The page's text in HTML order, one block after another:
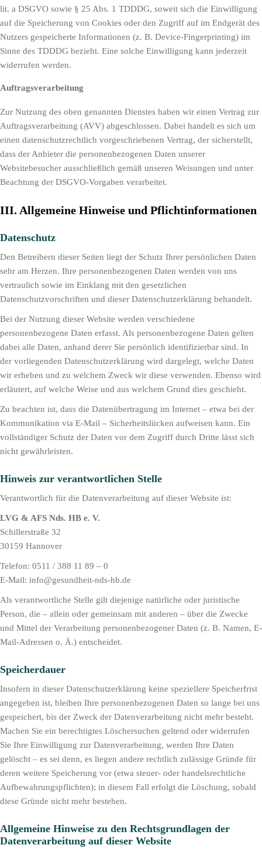
lit. a DSGVO sowie § 25 Abs. 1 TDDDG, soweit sich die Einwilligung
auf die Speicherung von Cookies oder den Zugriff auf im Endgerät des
Nutzers gespeicherte Informationen (z. B. Device-Fingerprinting) im
Sinne des TDDDG bezieht. Eine solche Einwilligung kann jederzeit
widerrufen werden.
Auftragsverarbeitung
Zur Nutzung des oben genannten Dienstes haben wir einen Vertrag zur
Auftragsverarbeitung (AVV) abgeschlossen. Dabei handelt es sich um
einen datenschutzrechtlich vorgeschriebenen Vertrag, der sicherstellt,
dass der Anbieter die personenbezogenen Daten unserer
Websitebesucher ausschließlich gemäß unseren Weisungen und unter
Beachtung der DSGVO-Vorgaben verarbeitet.
III. Allgemeine Hinweise und Pflicht­informationen
Datenschutz
Den Betreibern dieser Seiten liegt der Schutz Ihrer persönlichen Daten
sehr am Herzen. Ihre personenbezogenen Daten werden von uns
vertraulich sowie im Einklang mit den gesetzlichen
Datenschutzvorschriften und dieser Datenschutzerklärung behandelt.
Bei der Nutzung dieser Website werden verschiedene
personenbezogene Daten erfasst. Als personenbezogene Daten gelten
dabei alle Daten, anhand derer Sie persönlich identifizierbar sind. In
der vorliegenden Datenschutzerklärung wird dargelegt, welche Daten
wir erheben und zu welchem Zweck wir diese verwenden. Ebenso wird
erläutert, auf welche Weise und aus welchem Grund dies geschieht.
Zu beachten ist, dass die Datenübertragung im Internet – etwa bei der
Kommunikation via E-Mail – Sicherheitslücken aufweisen kann. Ein
vollständiger Schutz der Daten vor dem Zugriff durch Dritte lässt sich
nicht gewährleisten.
Hinweis zur verantwortlichen Stelle
Verantwortlich für die Datenverarbeitung auf dieser Website ist:
LVG & AFS Nds. HB e. V.
Schillerstraße 32
30159 Hannover
Telefon: 0511 / 388 11 89 – 0
E-Mail: info@gesundheit-nds-hb.de
Als verantwortliche Stelle gilt diejenige natürliche oder juristische
Person, die – allein oder gemeinsam mit anderen – über die Zwecke
und Mittel der Verarbeitung personenbezogener Daten (z. B. Namen, E-
Mail-Adressen o. Ä.) entscheidet.
Speicherdauer
Insofern in dieser Datenschutzerklärung keine speziellere Speicherfrist
angegeben ist, bleiben Ihre personenbezogenen Daten so lange bei uns
gespeichert, bis der Zweck der Datenverarbeitung nicht mehr besteht.
Machen Sie ein berechtigtes Löschersuchen geltend oder widerrufen
Sie Ihre Einwilligung zur Datenverarbeitung, werden Ihre Daten
gelöscht – es sei denn, es liegen andere rechtlich zulässige Gründe für
deren weitere Speicherung vor (etwa steuer- oder handelsrechtliche
Aufbewahrungspflichten); in diesem Fall erfolgt die Löschung, sobald
diese Gründe nicht mehr bestehen.
Allgemeine Hinweise zu den Rechtsgrundlagen der
Datenverarbeitung auf dieser Website